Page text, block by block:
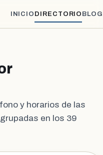
INICIO DIRECTORIO BLOG
y horarios de las
en los 39